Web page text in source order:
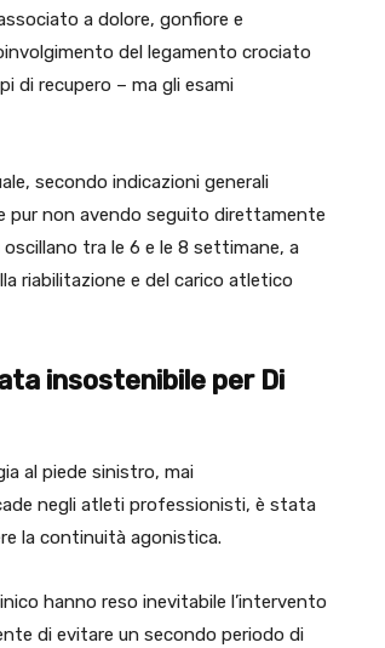
a dolore, gonfiore e
del legamento crociato
di recupero – ma gli esami
secondo indicazioni generali
pur non avendo seguito direttamente
tra le 6 e le 8 settimane, a
riabilitazione e del carico atletico
insostenibile per Di
al piede sinistro, mai
negli atleti professionisti, è stata
la continuità agonistica.
hanno reso inevitabile l’intervento
di evitare un secondo periodo di